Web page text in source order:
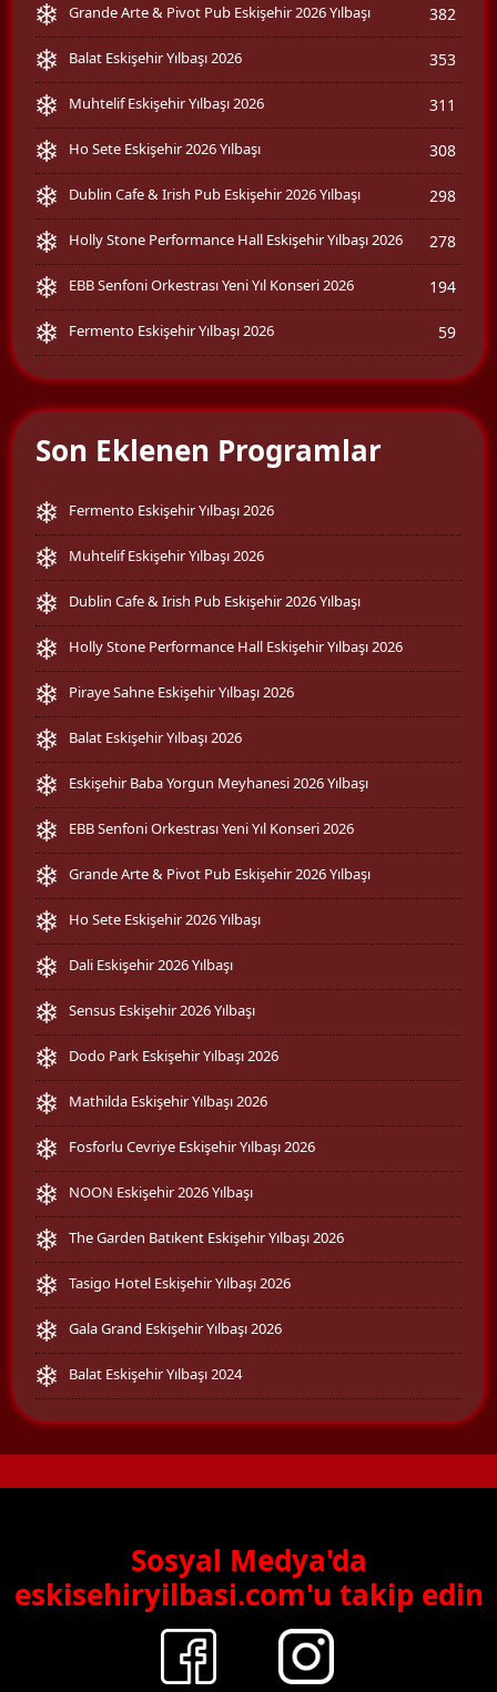
Grande Arte & Pivot Pub Eskişehir 2026 Yılbaşı 382
Balat Eskişehir Yılbaşı 2026 353
Muhtelif Eskişehir Yılbaşı 2026 311
Ho Sete Eskişehir 2026 Yılbaşı 308
Dublin Cafe & Irish Pub Eskişehir 2026 Yılbaşı 298
Holly Stone Performance Hall Eskişehir Yılbaşı 2026 278
EBB Senfoni Orkestrası Yeni Yıl Konseri 2026 194
Fermento Eskişehir Yılbaşı 2026 59
Son Eklenen Programlar
Fermento Eskişehir Yılbaşı 2026
Muhtelif Eskişehir Yılbaşı 2026
Dublin Cafe & Irish Pub Eskişehir 2026 Yılbaşı
Holly Stone Performance Hall Eskişehir Yılbaşı 2026
Piraye Sahne Eskişehir Yılbaşı 2026
Balat Eskişehir Yılbaşı 2026
Eskişehir Baba Yorgun Meyhanesi 2026 Yılbaşı
EBB Senfoni Orkestrası Yeni Yıl Konseri 2026
Grande Arte & Pivot Pub Eskişehir 2026 Yılbaşı
Ho Sete Eskişehir 2026 Yılbaşı
Dali Eskişehir 2026 Yılbaşı
Sensus Eskişehir 2026 Yılbaşı
Dodo Park Eskişehir Yılbaşı 2026
Mathilda Eskişehir Yılbaşı 2026
Fosforlu Cevriye Eskişehir Yılbaşı 2026
NOON Eskişehir 2026 Yılbaşı
The Garden Batıkent Eskişehir Yılbaşı 2026
Tasigo Hotel Eskişehir Yılbaşı 2026
Gala Grand Eskişehir Yılbaşı 2026
Balat Eskişehir Yılbaşı 2024
Sosyal Medya'da
eskisehiryilbasi.com'u takip edin